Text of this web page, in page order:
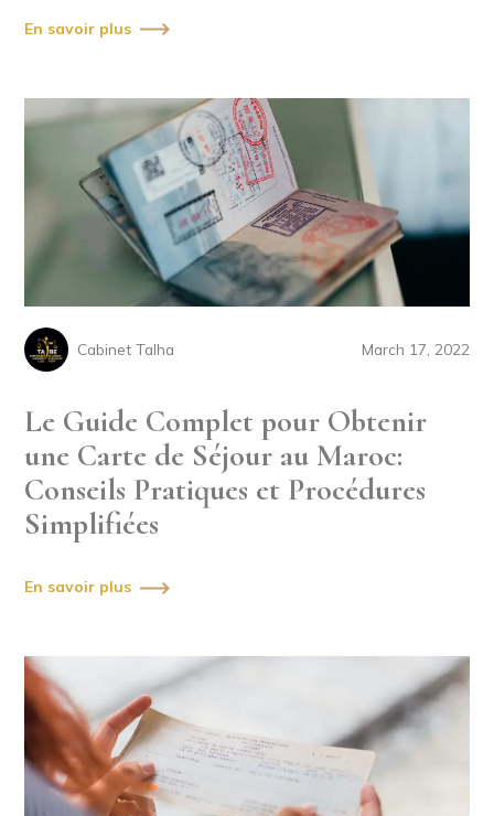
En savoir plus
Cabinet Talha March 17, 2022
Le Guide Complet pour Obtenir
une Carte de Séjour au Maroc:
Conseils Pratiques et Procédures
Simplifiées
En savoir plus